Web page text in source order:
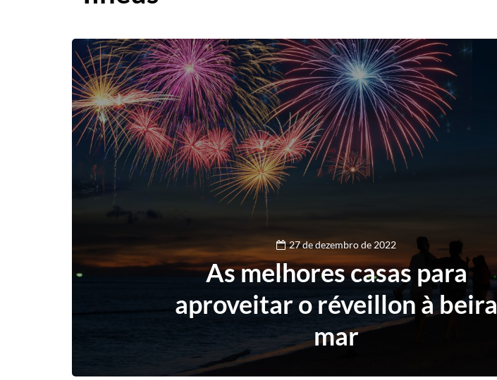
27 de dezembro de 2022
As melhores casas para
aproveitar o réveillon à beira
mar